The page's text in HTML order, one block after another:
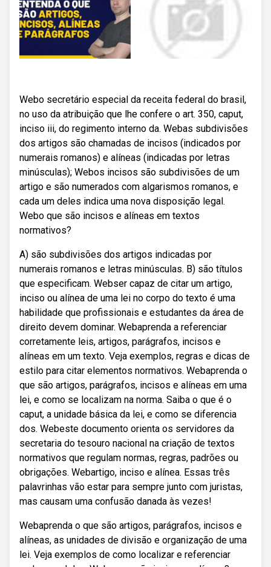
Webo secretário especial da receita federal do brasil,
no uso da atribuição que lhe confere o art. 350, caput,
inciso iii, do regimento interno da. Webas subdivisões
dos artigos são chamadas de incisos (indicados por
numerais romanos) e alíneas (indicadas por letras
minúsculas); Webos incisos são subdivisões de um
artigo e são numerados com algarismos romanos, e
cada um deles indica uma nova disposição legal.
Webo que são incisos e alíneas em textos
normativos?
A) são subdivisões dos artigos indicadas por
numerais romanos e letras minúsculas. B) são títulos
que especificam. Webser capaz de citar um artigo,
inciso ou alínea de uma lei no corpo do texto é uma
habilidade que profissionais e estudantes da área de
direito devem dominar. Webaprenda a referenciar
corretamente leis, artigos, parágrafos, incisos e
alíneas em um texto. Veja exemplos, regras e dicas de
estilo para citar elementos normativos. Webaprenda o
que são artigos, parágrafos, incisos e alíneas em uma
lei, e como se localizam na norma. Saiba o que é o
caput, a unidade básica da lei, e como se diferencia
dos. Webeste documento orienta os servidores da
secretaria do tesouro nacional na criação de textos
normativos que regulam normas, regras, padrões ou
obrigações. Webartigo, inciso e alínea. Essas três
palavrinhas vão estar para sempre junto com juristas,
mas causam uma confusão danada às vezes!
Webaprenda o que são artigos, parágrafos, incisos e
alíneas, as unidades de divisão e organização de uma
lei. Veja exemplos de como localizar e referenciar